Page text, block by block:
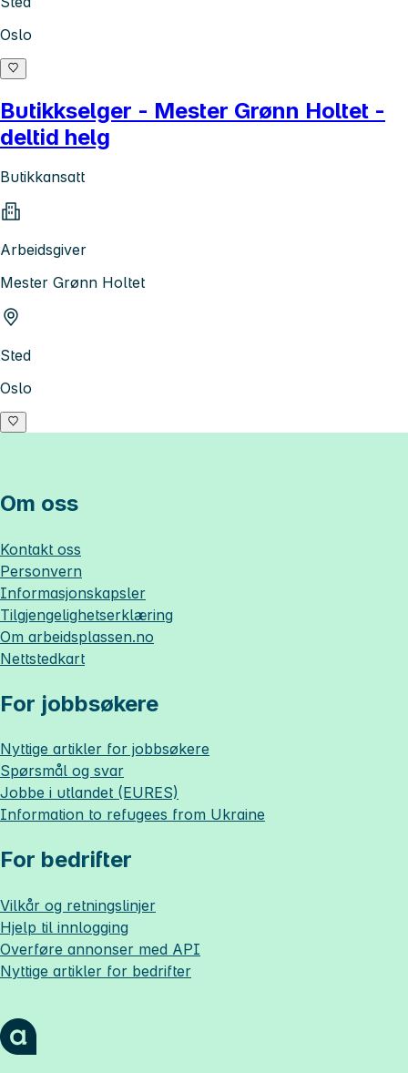
Oslo
Butikkselger - Mester Grønn Holtet -
deltid helg
Butikkansatt
Arbeidsgiver
Mester Grønn Holtet
Sted
Oslo
Om oss
Kontakt oss
Personvern
Informasjonskapsler
Tilgjengelighetserklæring
Om arbeidsplassen.no
Nettstedkart
For jobbsøkere
Nyttige artikler for jobbsøkere
Spørsmål og svar
Jobbe i utlandet (EURES)
Information to refugees from Ukraine
For bedrifter
Vilkår og retningslinjer
Hjelp til innlogging
Overføre annonser med API
Nyttige artikler for bedrifter